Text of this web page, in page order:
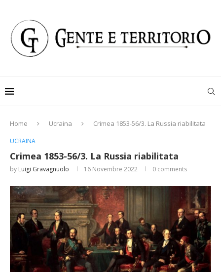
Home Ucraina Crimea 1853-56/3. La Russia riabilitata
UCRAINA
Crimea 1853-56/3. La Russia riabilitata
by Luigi Gravagnuolo 16 Novembre 2022 0 comments